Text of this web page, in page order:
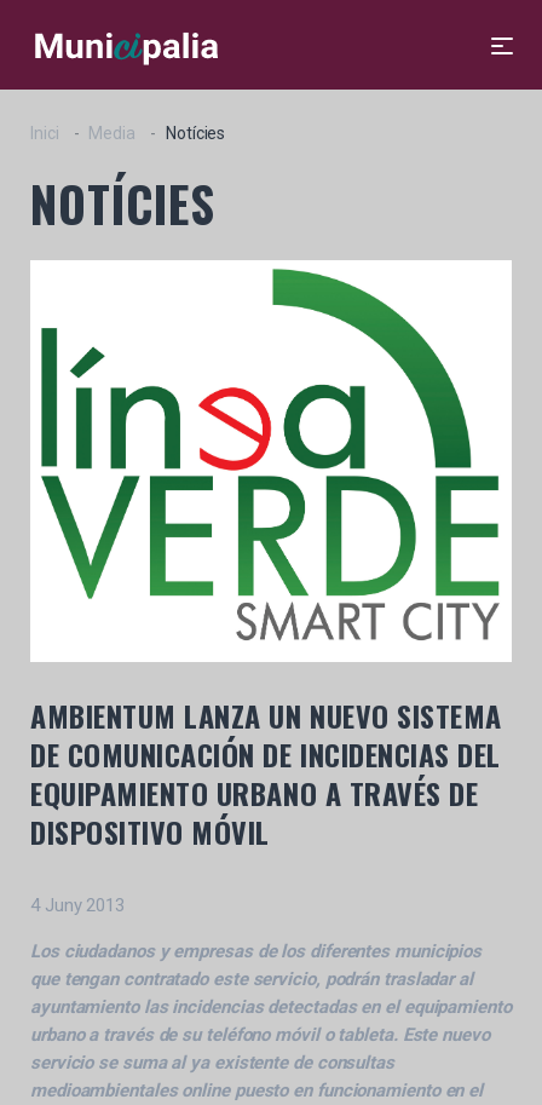
Inici Media Notícies
NOTÍCIES
AMBIENTUM LANZA UN NUEVO SISTEMA
DE COMUNICACIÓN DE INCIDENCIAS DEL
EQUIPAMIENTO URBANO A TRAVÉS DE
DISPOSITIVO MÓVIL
4 Juny 2013
Los ciudadanos y empresas de los diferentes municipios
que tengan contratado este servicio, podrán trasladar al
ayuntamiento las incidencias detectadas en el equipamiento
urbano a través de su teléfono móvil o tableta. Este nuevo
servicio se suma al ya existente de consultas
medioambientales online puesto en funcionamiento en el